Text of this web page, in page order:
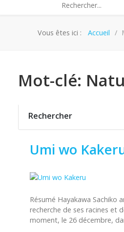
Vous êtes ici : Accueil
Mot-clé:
Rechercher
Umi wo
Résumé Hayakawa Sachiko
recherche de ses racines et
moment, le 26 décembre,